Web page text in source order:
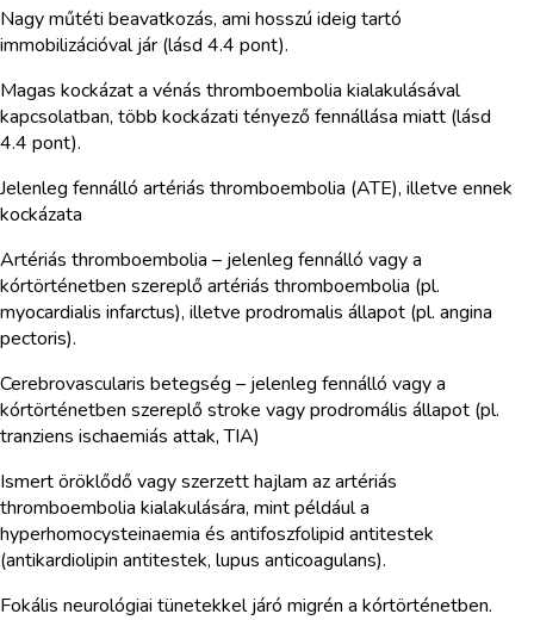
Nagy műtéti beavatkozás, ami hosszú ideig tartó
immobilizációval jár (lásd 4.4 pont).
Magas kockázat a vénás thromboembolia kialakulásával
kapcsolatban, több kockázati tényező fennállása miatt (lásd
4.4 pont).
Jelenleg fennálló artériás thromboembolia (ATE), illetve ennek
kockázata
Artériás thromboembolia – jelenleg fennálló vagy a
kórtörténetben szereplő artériás thromboembolia (pl.
myocardialis infarctus), illetve prodromalis állapot (pl. angina
pectoris).
Cerebrovascularis betegség – jelenleg fennálló vagy a
kórtörténetben szereplő stroke vagy prodromális állapot (pl.
tranziens ischaemiás attak, TIA)
Ismert öröklődő vagy szerzett hajlam az artériás
thromboembolia kialakulására, mint például a
hyperhomocysteinaemia és antifoszfolipid antitestek
(antikardiolipin antitestek, lupus anticoagulans).
Fokális neurológiai tünetekkel járó migrén a kórtörténetben.